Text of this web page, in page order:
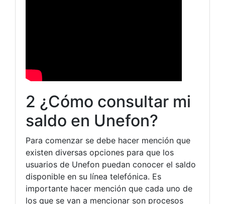
2 ¿Cómo consultar mi
saldo en Unefon?
Para comenzar se debe hacer mención que
existen diversas opciones para que los
usuarios de Unefon puedan conocer el saldo
disponible en su línea telefónica. Es
importante hacer mención que cada uno de
los que se van a mencionar son procesos